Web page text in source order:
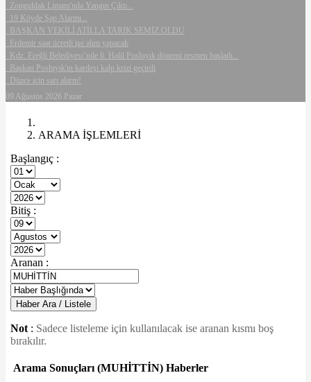
Zonguldak Limanı'nda Yangın Çıktı...
19 Köyde Şap Alarmı...
BAŞKAN VEKİLİ ATİLLA TARIK SEMİZ OLDU
Erdemir saat ücretli işe alım yapacak
Kdz. Ereğli Belediyesi’nde 6. Halil Posbıyık dönemi resmen başladı...
Başkan Posbıyık'ın kardeşi kalp krizi geçirdi
Düzce için sarı alarm!
09 Ağustos 2026 Pazar
ARAMA İŞLEMLERİ
Başlangıç :
Bitiş :
Aranan :
Haber Ara / Listele
Not : Sadece listeleme için kullanılacak ise aranan kısmı boş
bırakılır.
Arama Sonuçları (MUHİTTİN) Haberler